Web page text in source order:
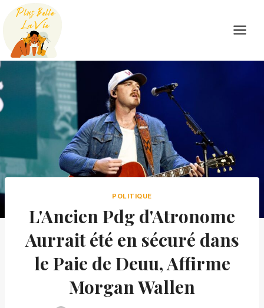
Skip
content
POLITIQUE
L'Ancien Pdg d'Atronome
Aurrait été en sécuré dans
le Paie de Deuu, Affirme
Morgan Wallen